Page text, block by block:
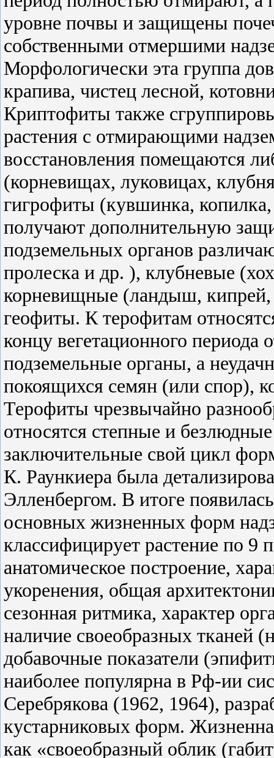
уровне почвы и защищены
собственными отмершими
Морфологически эта группа
крапива, чистец лесной,
Криптофиты также
растения с отмирающими
восстановления помещаются
(корневищах, луковицах,
гигрофиты (кувшинка,
получают дополнительную
подземельных органов
пролеска и др. ), клубневые
корневищные (ландыш, кипрей,
геофиты. К терофитам
концу вегетационного
подземельные органы, а
покоящихся семян (или спор),
Терофиты чрезвычайно
относятся степные и
заключительные свой цикл
К. Раункиера была
Элленбергом. В итоге
основных жизненных форм
классифицирует растение по 9
анатомическое построение,
укоренения, общая
сезонная ритмика, характер
наличие своеобразных тканей
добавочные показатели
наиболее популярна в Рф-ии
Серебрякова (1962, 1964),
кустарниковых форм.
как «своеобразный облик